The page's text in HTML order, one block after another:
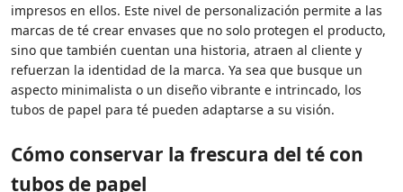
impresos en ellos. Este nivel de personalización permite a las
marcas de té crear envases que no solo protegen el producto,
sino que también cuentan una historia, atraen al cliente y
refuerzan la identidad de la marca. Ya sea que busque un
aspecto minimalista o un diseño vibrante e intrincado, los
tubos de papel para té pueden adaptarse a su visión.
Cómo conservar la frescura del té con
tubos de papel